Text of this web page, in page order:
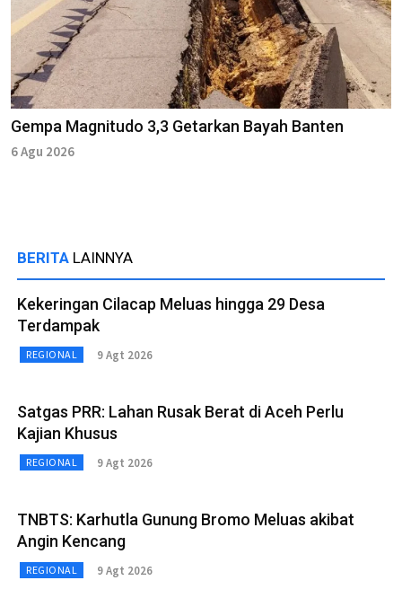
Gempa Magnitudo 3,3 Getarkan Bayah Banten
6 Agu 2026
BERITA LAINNYA
Kekeringan Cilacap Meluas hingga 29 Desa
Terdampak
REGIONAL 9 Agt 2026
Satgas PRR: Lahan Rusak Berat di Aceh Perlu
Kajian Khusus
REGIONAL 9 Agt 2026
TNBTS: Karhutla Gunung Bromo Meluas akibat
Angin Kencang
REGIONAL 9 Agt 2026